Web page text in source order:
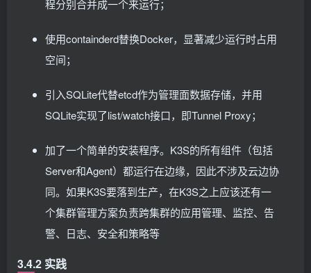
程分别合并成一个来运行；
使用containderd替换Docker，显著减少运行时占用
空间；
引入SQLite代替etcd作为管理面数据存储，并用
SQLite实现了list/watch接口，即Tunnel Proxy；
加了一个简单的安装程序。K3S的所有组件（包括
Server和Agent）都运行在边缘，因此不涉及云边协
同。如果K3S要落到生产，在K3S之上应该还有一
个集群管理方案负责跨集群的应用管理、监控、告
警、日志、安全和策略等
3.4.2 实践